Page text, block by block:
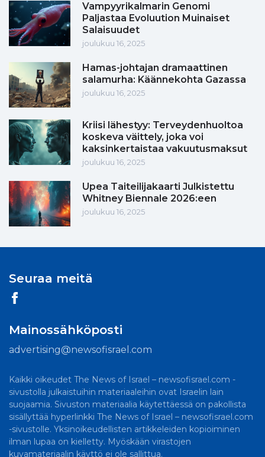
Vampyyrikalmarin Genomi
Paljastaa Evoluution Muinaiset
Salaisuudet
joulukuu 16, 2025
Hamas-johtajan dramaattinen
salamurha: Käännekohta Gazassa
joulukuu 16, 2025
Kriisi lähestyy: Terveydenhuoltoa
koskeva väittely, joka voi
kaksinkertaistaa vakuutusmaksut
joulukuu 16, 2025
Upea Taiteilijakaarti Julkistettu
Whitney Biennale 2026:een
joulukuu 16, 2025
Seuraa meitä
Mainossähköposti
advertising@newsofisrael.com
Kaikki oikeudet The News of Israel – newsofisrael.com -
sivustolla julkaistuihin materiaaleihin ovat Israelin lain
suojaamia. Sivuston materiaalia käytettäessä on pakollista
sisällyttää hyperlinkki The News of Israel – newsofisrael.com
-sivustolle. Yksinoikeudellisten artikkeleiden kopioiminen
ilman lupaa on kielletty. Myöskään virastojen
kuvamateriaalin käyttö ei ole sallittua.